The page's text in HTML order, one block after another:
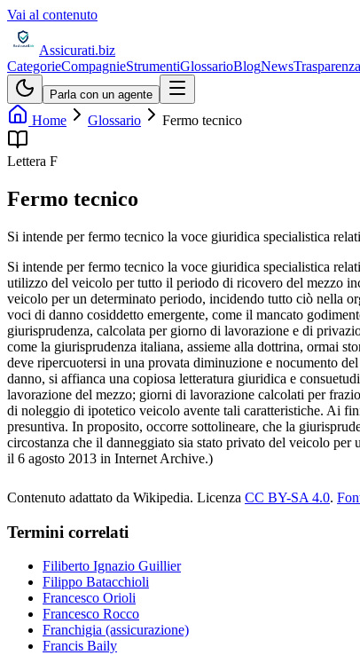
Vai al contenuto
Assicurati.biz
CategorieCompagnieStrumentiGlossarioBlogNewsTrasparenza
Parla con un agente
Home Glossario Fermo tecnico
Lettera F
Fermo tecnico
Si intende per fermo tecnico la voce giuridica specialistica
Si intende per fermo tecnico la voce giuridica specialistica
utilizzo del veicolo per tutto il periodo di ricovero del mezzo
veicolo per un determinato periodo, incidendo tutto ciò nella
voci di danno cosiddetto emergente, come il mancato
giurisprudenza, calcolata per giorno di lavorazione e di
come la giurisprudenza italiana, assieme alla dottrina, ormai
deve ripercuotersi in una provata diminuzione e nocumento
danno, si affianca una copiosa letteratura giuridica e
lavorazione del mezzo; giorni di lavorazione calcolati per
di noleggio di ipotetico veicolo avente tali caratteristiche. Ai
presuntiva. In proposito, occorre sottolineare, che la
circostanza che il danneggiato sia stato privato del veicolo
il 6 agosto 2013 in Internet Archive.)
Contenuto adattato da Wikipedia. Licenza CC BY-SA 4.0.
Termini correlati
Filiberto Ignazio Guillier
Filippo Batacchioli
Francesco Orioli
Francesco Rocco
Franchigia (assicurazione)
Francis Baily